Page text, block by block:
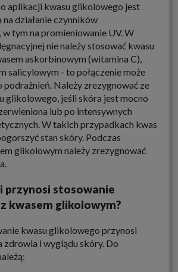
aplikacji kwasu glikolowego jest
działanie czynników
tym na promieniowanie UV. W
nie należy stosować kwasu
askorbinowym (witamina C),
salicylowym - to połączenie może
Należy zrezygnować ze
glikolowego, jeśli skóra jest mocno
lub po intensywnych
W takich przypadkach kwas
stan skóry. Podczas
glikolowym należy zrezygnować
przynosi stosowanie
kwasem glikolowym?
kwasu glikolowego przynosi
zdrowia i wyglądu skóry. Do